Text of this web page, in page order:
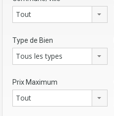
Tout
Type de Bien
Tous les types
Prix Maximum
Tout